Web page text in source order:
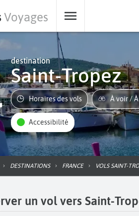
Voyages
destination
Saint-Tropez
Horaires des vols À voir /
Accessibilité
DESTINATIONS FRANCE VOLS SAINT-
un vol vers Saint-